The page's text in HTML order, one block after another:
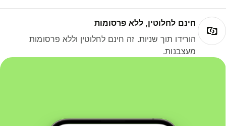
חינם לחלוטין, ללא פרסומות
הורידו תוך שניות. זה חינם לחלוטין וללא פרסומות
מעצבנות.